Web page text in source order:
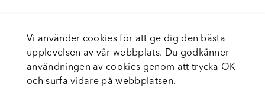
Vi använder cookies för att ge dig den bästa
upplevelsen av vår webbplats. Du godkänner
användningen av cookies genom att trycka OK
och surfa vidare på webbplatsen.